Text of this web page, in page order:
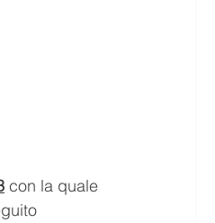
con la quale